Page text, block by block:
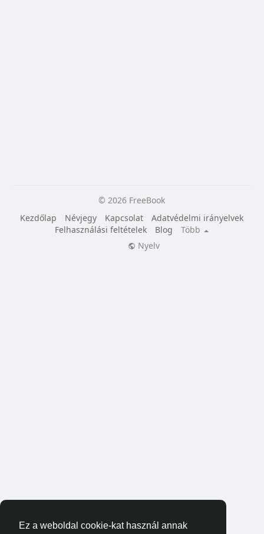
Ez a weboldal cookie-kat használ annak
© 2026 FreeBook
Kezdőlap
Névjegy Kapcsolat
Adatvédelmi irányelvek
Felhasználási feltételek
Blog
Több
Nyelv